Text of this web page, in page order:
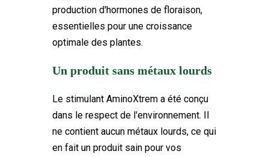
production d'hormones de floraison,
essentielles pour une croissance
optimale des plantes.
Un produit sans métaux lourds
Le stimulant AminoXtrem a été conçu
dans le respect de l'environnement. Il
ne contient aucun métaux lourds, ce qui
en fait un produit sain pour vos